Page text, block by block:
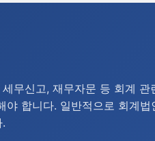
무신고, 재무자문 등 회계 관
합니다. 일반적으로 회계